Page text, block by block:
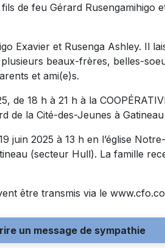
de feu Gérard Rusengamihigo
Exavier et Rusenga Ashley. Il
beaux-frères, belles-
et ami(e)s.
de 18 h à 21 h à la
de la Cité-des-Jeunes à
juin 2025 à 13 h en l’église
(secteur Hull). La famille
être transmis via le
un message de sympathie